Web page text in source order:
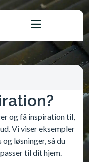
og få inspiration til,
Vi viser eksempler
løsninger, så du
til dit hjem.